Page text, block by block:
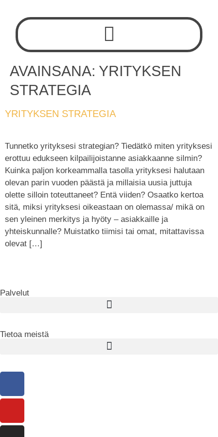
AVAINSANA: YRITYKSEN
STRATEGIA
YRITYKSEN STRATEGIA
Tunnetko yrityksesi strategian? Tiedätkö miten yrityksesi
erottuu edukseen kilpailijoistanne asiakkaanne silmin?
Kuinka paljon korkeammalla tasolla yrityksesi halutaan
olevan parin vuoden päästä ja millaisia uusia juttuja
olette silloin toteuttaneet? Entä viiden? Osaatko kertoa
sitä, miksi yrityksesi oikeastaan on olemassa/ mikä on
sen yleinen merkitys ja hyöty – asiakkaille ja
yhteiskunnalle? Muistatko tiimisi tai omat, mitattavissa
olevat […]
Palvelut
Tietoa meistä